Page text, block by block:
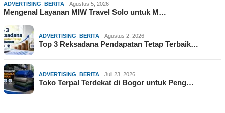
ADVERTISING BERITA Agustus 5, 2026
Mengenal Layanan MIW Travel Solo untuk M…
ADVERTISING BERITA Agustus 2, 2026
Top 3 Reksadana Pendapatan Tetap Terbaik…
ADVERTISING BERITA Juli 23, 2026
Toko Terpal Terdekat di Bogor untuk Peng…